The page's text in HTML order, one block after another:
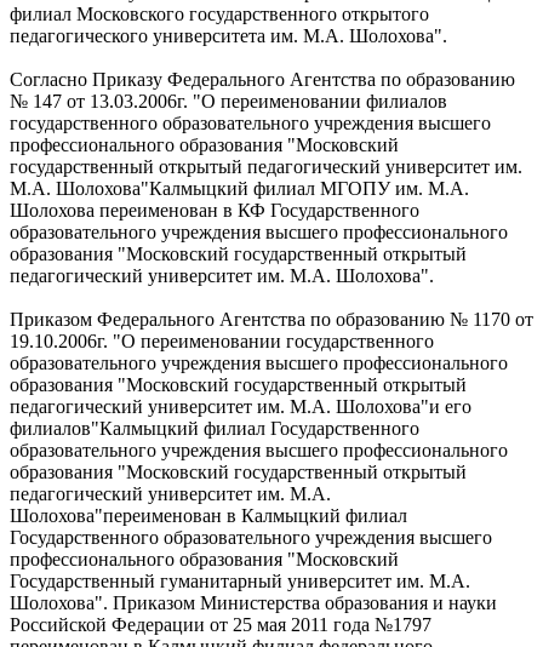
филиал Московского государственного открытого
педагогического университета им. М.А. Шолохова".
Согласно Приказу Федерального Агентства по образованию
№ 147 от 13.03.2006г. "О переименовании филиалов
государственного образовательного учреждения высшего
профессионального образования "Московский
государственный открытый педагогический университет им.
М.А. Шолохова"Калмыцкий филиал МГОПУ им. М.А.
Шолохова переименован в КФ Государственного
образовательного учреждения высшего профессионального
образования "Московский государственный открытый
педагогический университет им. М.А. Шолохова".
Приказом Федерального Агентства по образованию № 1170 от
19.10.2006г. "О переименовании государственного
образовательного учреждения высшего профессионального
образования "Московский государственный открытый
педагогический университет им. М.А. Шолохова"и его
филиалов"Калмыцкий филиал Государственного
образовательного учреждения высшего профессионального
образования "Московский государственный открытый
педагогический университет им. М.А.
Шолохова"переименован в Калмыцкий филиал
Государственного образовательного учреждения высшего
профессионального образования "Московский
Государственный гуманитарный университет им. М.А.
Шолохова". Приказом Министерства образования и науки
Российской Федерации от 25 мая 2011 года №1797